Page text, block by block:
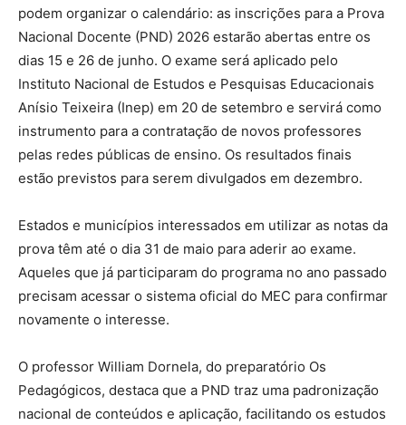
podem organizar o calendário: as inscrições para a Prova
Nacional Docente (PND) 2026 estarão abertas entre os
dias 15 e 26 de junho. O exame será aplicado pelo
Instituto Nacional de Estudos e Pesquisas Educacionais
Anísio Teixeira (Inep) em 20 de setembro e servirá como
instrumento para a contratação de novos professores
pelas redes públicas de ensino. Os resultados finais
estão previstos para serem divulgados em dezembro.
Estados e municípios interessados em utilizar as notas da
prova têm até o dia 31 de maio para aderir ao exame.
Aqueles que já participaram do programa no ano passado
precisam acessar o sistema oficial do MEC para confirmar
novamente o interesse.
O professor William Dornela, do preparatório Os
Pedagógicos, destaca que a PND traz uma padronização
nacional de conteúdos e aplicação, facilitando os estudos